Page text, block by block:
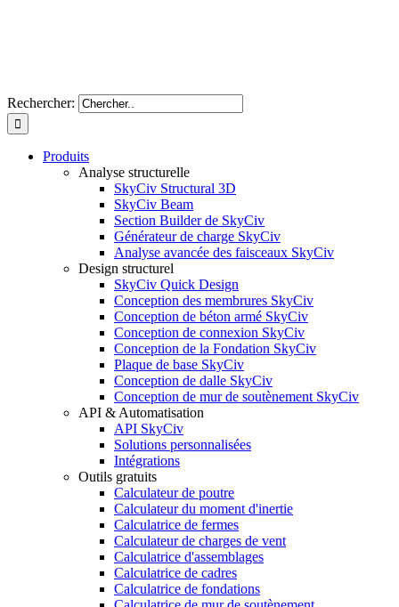
Rechercher:
Produits
Analyse structurelle
SkyCiv Structural 3D
SkyCiv Beam
Section Builder de SkyCiv
Générateur de charge SkyCiv
Analyse avancée des faisceaux SkyCiv
Design structurel
SkyCiv Quick Design
Conception des membrures SkyCiv
Conception de béton armé SkyCiv
Conception de connexion SkyCiv
Conception de la Fondation SkyCiv
Plaque de base SkyCiv
Conception de dalle SkyCiv
Conception de mur de soutènement SkyCiv
API & Automatisation
API SkyCiv
Solutions personnalisées
Intégrations
Outils gratuits
Calculateur de poutre
Calculateur du moment d'inertie
Calculatrice de fermes
Calculateur de charges de vent
Calculatrice d'assemblages
Calculatrice de cadres
Calculatrice de fondations